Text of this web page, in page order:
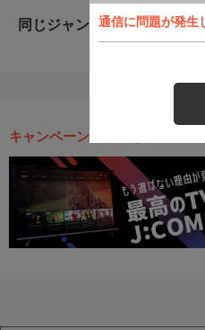
通信に問題が発生
同じジャンルのおすすめ番組
キャンペーン・お得な情報